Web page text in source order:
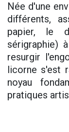
Née d'une
différents,
papier, le
sérigraphie)
resurgir
licorne s'est
noyau
pratiques